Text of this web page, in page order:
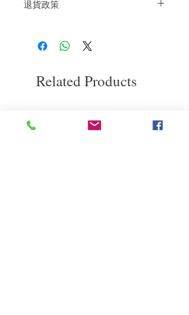
議每星期使用2-3次達更佳效果
退貨政策
到我們的產品後的前7天內通過電子郵件
Related Products